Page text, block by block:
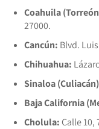
Coahuila
27000.
Cancún: Blvd.
Chihuahua:
Sinaloa
Baja California
Cholula: Calle 10,